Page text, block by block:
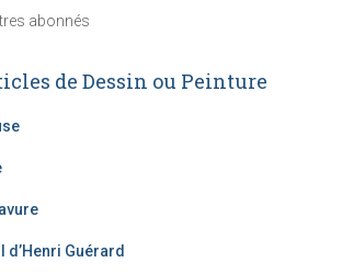
abonnés
de Dessin ou Peinture
d’Henri Guérard